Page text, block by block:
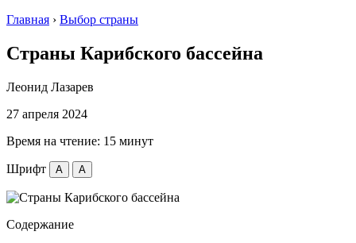
Главная › Выбор страны
Страны Карибского бассейна
Леонид Лазарев
27 апреля 2024
Время на чтение: 15 минут
Шрифт A A
Содержание